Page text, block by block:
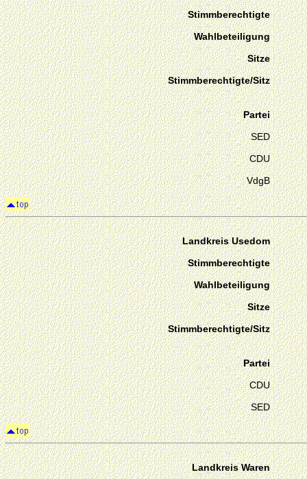
Stimmberechtigte
Wahlbeteiligung
Sitze
Stimmberechtigte/Sitz
Partei
SED
CDU
VdgB
Landkreis Usedom
Stimmberechtigte
Wahlbeteiligung
Sitze
Stimmberechtigte/Sitz
Partei
CDU
SED
Landkreis Waren